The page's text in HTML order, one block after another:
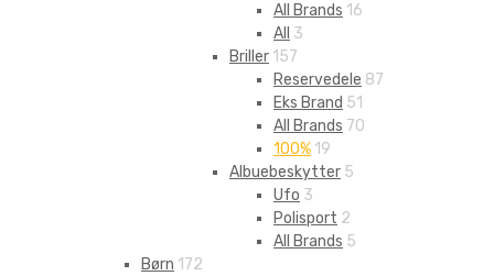
All Brands 16
All 3
Briller 157
Reservedele 87
Eks Brand 51
All Brands 70
100% 19
Albuebeskytter 5
Ufo 3
Polisport 2
All Brands 5
Børn 172